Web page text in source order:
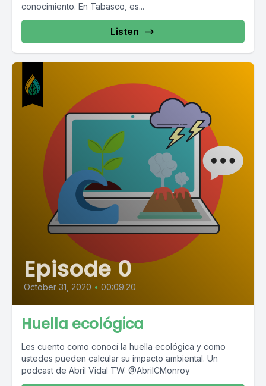
conocimiento. En Tabasco, es...
Listen
Episode 0
October 31, 2020 • 00:09:20
Huella ecológica
Les cuento como conocí la huella ecológica y como
ustedes pueden calcular su impacto ambiental. Un
podcast de Abril Vidal TW: @AbrilCMonroy